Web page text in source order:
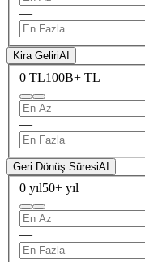
—
Kira GeliriAI
0 TL100B+ TL
—
Geri Dönüş SüresiAI
0 yıl50+ yıl
—